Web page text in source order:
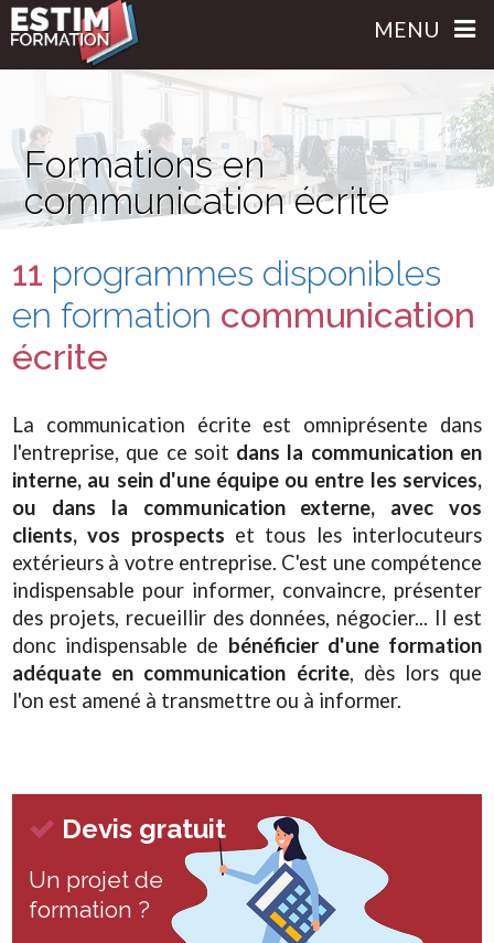
MENU
Formations en
communication écrite
11 programmes disponibles
en formation communication
écrite
La communication écrite est omniprésente dans
l'entreprise, que ce soit dans la communication en
interne, au sein d'une équipe ou entre les services,
ou dans la communication externe, avec vos
clients, vos prospects et tous les interlocuteurs
extérieurs à votre entreprise. C'est une compétence
indispensable pour informer, convaincre, présenter
des projets, recueillir des données, négocier... Il est
donc indispensable de bénéficier d'une formation
adéquate en communication écrite, dès lors que
l'on est amené à transmettre ou à informer.
Devis gratuit
Un projet de
formation ?